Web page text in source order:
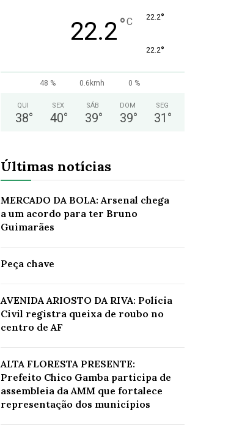
22.2°C 22.2°
22.2°
48 % 0.6kmh 0 %
QUI
38°
SEX
40°
SÁB
39°
DOM
39°
SEG
31 °
Últimas notícias
MERCADO DA BOLA: Arsenal chega
a um acordo para ter Bruno
Guimarães
Peça chave
AVENIDA ARIOSTO DA RIVA: Polícia
Civil registra queixa de roubo no
centro de AF
ALTA FLORESTA PRESENTE:
Prefeito Chico Gamba participa de
assembleia da AMM que fortalece
representação dos municípios